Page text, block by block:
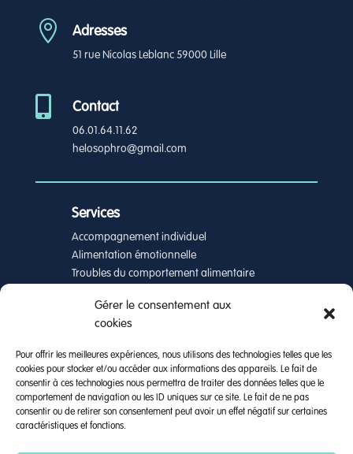
Gérer le consentement aux
cookies
Pour offrir les meilleures expériences, nous utilisons des technologies telles que les
cookies pour stocker et/ou accéder aux informations des appareils. Le fait de
consentir à ces technologies nous permettra de traiter des données telles que le
comportement de navigation ou les ID uniques sur ce site. Le fait de ne pas
consentir ou de retirer son consentement peut avoir un effet négatif sur certaines
caractéristiques et fonctions.
 Adresses
51 rue Nicolas Leblanc 59000 Lille
 Contact
06.01.64.11.62
helosophro@gmail.com
Services
Accompagnement individuel
Alimentation émotionnelle
Troubles du comportement alimentaire
Accompagnement en entreprises
A propos
Présentation
Tarifs
Prendre rendez-vous
Réserver un appel de 15 min